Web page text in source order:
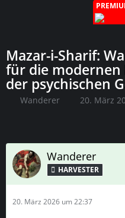
Mazar-i-Sharif:
für die
der psychischen
Wanderer 20. März
Wanderer
HARVESTER
20. März 2026 um 22:37